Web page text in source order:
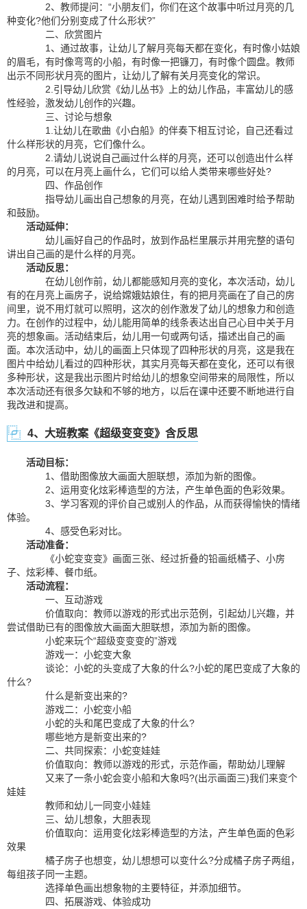
2、教师提问：“小朋友们，你们在这个故事中听过月亮的几
种变化?他们分别变成了什么形状?”
二、欣赏图片
1、通过故事，让幼儿了解月亮每天都在变化，有时像小姑娘
的眉毛，有时像弯弯的小船，有时像一把镰刀，有时像个圆盘。教师
出示不同形状月亮的图片，让幼儿了解有关月亮变化的常识。
2.引导幼儿欣赏《幼儿丛书》上的幼儿作品，丰富幼儿的感
性经验，激发幼儿创作的兴趣。
三、讨论与想象
1.让幼儿在歌曲《小白船》的伴奏下相互讨论，自己还看过
什么样形状的月亮，它们像什么。
2.请幼儿说说自己画过什么样的月亮，还可以创造出什么样
的月亮，可以在月亮上画什么，它们可以给人类带来哪些好处?
四、作品创作
指导幼儿画出自己想象的月亮，在幼儿遇到困难时给予帮助
和鼓励。
活动延伸：
幼儿画好自己的作品时，放到作品栏里展示并用完整的语句
讲出自己画的是什么样的月亮。
活动反思：
在幼儿创作前，幼儿都能感知月亮的变化，本次活动，幼儿
有的在月亮上画房子，说给嫦娥姑娘住，有的把月亮画在了自己的房
间里，说不用灯就可以照明，这次的创作激发了幼儿的想象力和创造
力。在创作的过程中，幼儿能用简单的线条表达出自己心目中关于月
亮的想象画。活动结束后，幼儿用一句或两句话，描述出自己的画
面。本次活动中，幼儿的画面上只体现了四种形状的月亮，这是我在
图片中给幼儿看过的四种形状，其实月亮每天都在变化，还可以有很
多种形状，这是我出示图片时给幼儿的想象空间带来的局限性，所以
本次活动还有很多欠缺和不够的地方，以后在课中还要不断地进行自
我改进和提高。
4、大班教案《超级变变变》含反思
活动目标：
1、借助图像放大画面大胆联想，添加为新的图像。
2、运用变化炫彩棒造型的方法，产生单色面的色彩效果。
3、学习客观的评价自己或别人的作品，从而获得愉快的情绪
体验。
4、感受色彩对比。
活动准备：
《小蛇变变变》画面三张、经过折叠的铅画纸橘子、小房
子、炫彩棒、餐巾纸。
活动流程：
一、互动游戏
价值取向：教师以游戏的形式出示范例，引起幼儿兴趣，并
尝试借助已有的图像放大画面大胆联想，添加为新的图像。
小蛇来玩个“超级变变变的”游戏
游戏一：小蛇变大象
谈论：小蛇的头变成了大象的什么?小蛇的尾巴变成了大象的
什么?
什么是新变出来的?
游戏二：小蛇变小船
小蛇的头和尾巴变成了大象的什么?
哪些地方是新变出来的?
二、共同探索：小蛇变娃娃
价值取向：教师以游戏的形式，示范作画，帮助幼儿理解
又来了一条小蛇会变小船和大象吗?(出示画面三)我们来变个
娃娃
教师和幼儿一同变小娃娃
三、幼儿想象，大胆表现
价值取向：运用变化炫彩棒造型的方法，产生单色面的色彩
效果
橘子房子也想变，幼儿想想可以变什么?分成橘子房子两组，
每组孩子同一主题。
选择单色画出想象物的主要特征，并添加细节。
四、拓展游戏、体验成功